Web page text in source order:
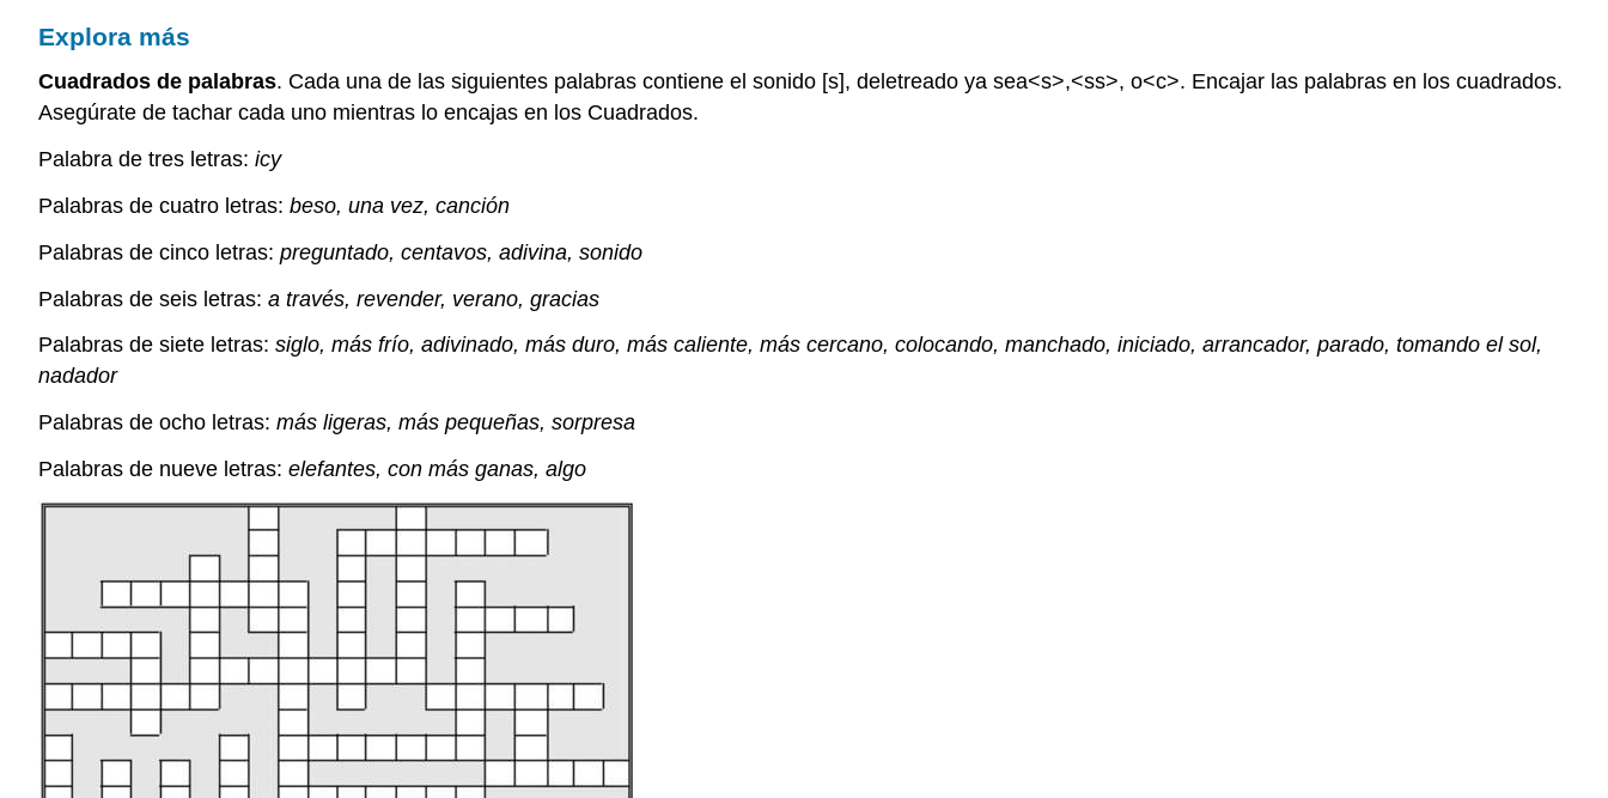
Explora más
Cuadrados de palabras. Cada una de las siguientes palabras contiene el sonido [s], deletreado ya sea<s>,<ss>, o<c>. Encajar las palabras en los cuadrados.
Asegúrate de tachar cada uno mientras lo encajas en los Cuadrados.
Palabra de tres letras: icy
Palabras de cuatro letras: beso, una vez, canción
Palabras de cinco letras: preguntado, centavos, adivina, sonido
Palabras de seis letras: a través, revender, verano, gracias
Palabras de siete letras: siglo, más frío, adivinado, más duro, más caliente, más cercano, colocando, manchado, iniciado, arrancador, parado, tomando el sol,
nadador
Palabras de ocho letras: más ligeras, más pequeñas, sorpresa
Palabras de nueve letras: elefantes, con más ganas, algo